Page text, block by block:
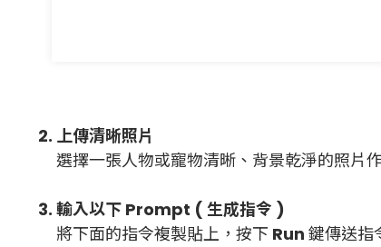
2. 上傳清晰照片
選擇一張人物或寵物清晰、背景乾淨的照片
3. 輸入以下 Prompt ( 生成指令 )
將下面的指令複製貼上，按下 Run 鍵傳送指